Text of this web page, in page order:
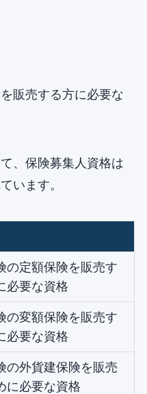
販売する方に必要な
、保険募集人資格は
います。
の定額保険を販売す
必要な資格
の変額保険を販売す
必要な資格
の外貨建保険を販売
に必要な資格